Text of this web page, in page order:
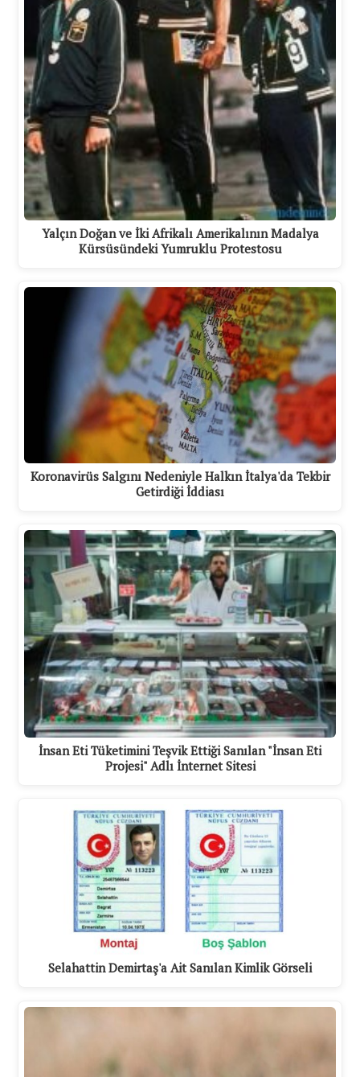
Yalçın Doğan ve İki Afrikalı Amerikalının Madalya
Kürsüsündeki Yumruklu Protestosu
Koronavirüs Salgını Nedeniyle Halkın İtalya'da Tekbir
Getirdiği İddiası
İnsan Eti Tüketimini Teşvik Ettiği Sanılan "İnsan Eti
Projesi" Adlı İnternet Sitesi
Selahattin Demirtaş'a Ait Sanılan Kimlik Görseli